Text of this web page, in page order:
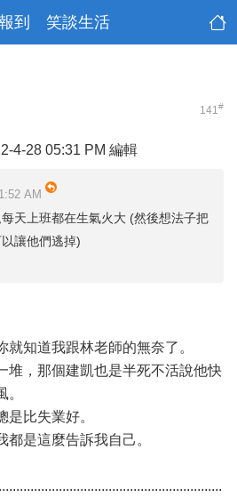
到 笑談生活
141#
4-28 05:31 PM 編輯
AM
天上班都在生氣火大 (然後想法子把
讓他們逃掉)
知道我跟林老師的無奈了。
堆，那個建凱也是半死不活說他快
比失業好。
是這麼告訴我自己。